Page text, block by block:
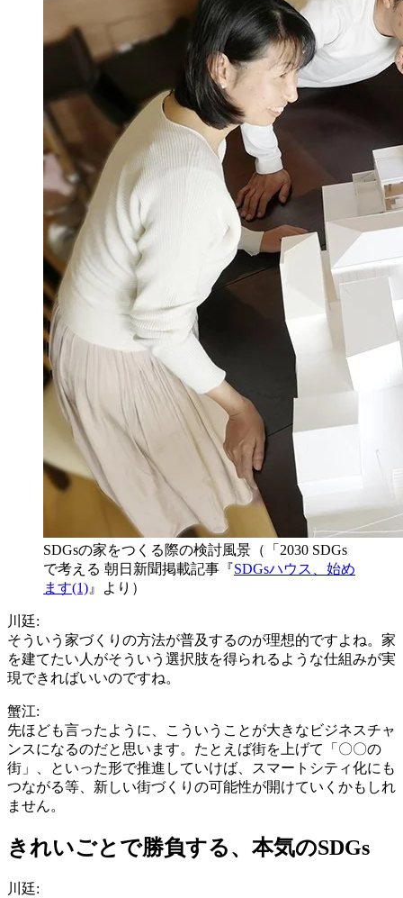
SDGsの家をつくる際の検討風景（「2030 SDGs
で考える 朝日新聞掲載記事『SDGsハウス、始め
ます(1) 』より）
川廷:
そういう家づくりの方法が普及するのが理想的ですよね。家
を建てたい人がそういう選択肢を得られるような仕組みが実
現できればいいのですね。
蟹江:
先ほども言ったように、こういうことが大きなビジネスチャ
ンスになるのだと思います。たとえば街を上げて「〇〇の
街」、といった形で推進していけば、スマートシティ化にも
つながる等、新しい街づくりの可能性が開けていくかもしれ
ません。
きれいごとで勝負する、本気のSDGs
川廷: